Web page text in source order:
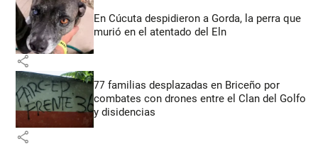
En Cúcuta despidieron a Gorda, la perra que
murió en el atentado del Eln
share
77 familias desplazadas en Briceño por
combates con drones entre el Clan del Golfo
y disidencias
share